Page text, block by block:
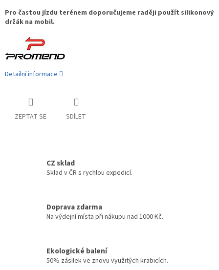
Pro častou jízdu terénem doporučujeme raději použít silikonový
držák na mobil.
Detailní informace
ZEPTAT SE SDÍLET
CZ sklad
Sklad v ČR s rychlou expedicí.
Doprava zdarma
Na výdejní místa při nákupu nad 1000 Kč.
Ekologické balení
50% zásilek ve znovu využitých krabicích.